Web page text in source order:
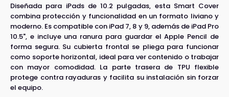
Apple
Pencil
(iPad
7/8/9
y
iPad
Pro
10.5")
Rosado
cantidad
Diseñada para iPads de 10.2 pulgadas, esta Smart Cover
combina protección y funcionalidad en un formato liviano y
moderno. Es compatible con iPad 7, 8 y 9, además de iPad Pro
10.5", e incluye una ranura para guardar el Apple Pencil de
forma segura. Su cubierta frontal se pliega para funcionar
como soporte horizontal, ideal para ver contenido o trabajar
con mayor comodidad. La parte trasera de TPU flexible
protege contra rayaduras y facilita su instalación sin forzar
el equipo.